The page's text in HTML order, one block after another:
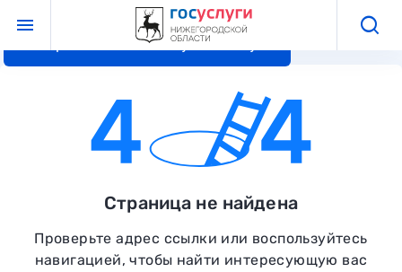
Перейти к основному контенту
Страница не найдена
Проверьте адрес ссылки или воспользуйтесь
навигацией, чтобы найти интересующую вас